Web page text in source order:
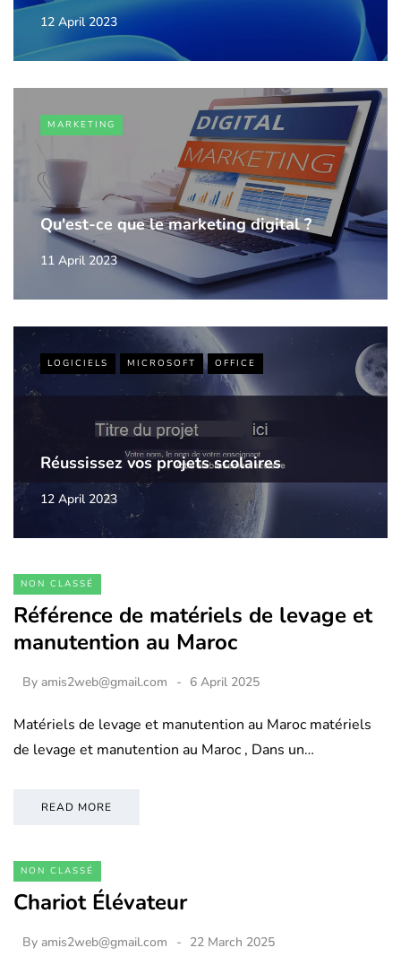
12 April 2023
MARKETING
Qu'est-ce que le marketing digital ?
11 April 2023
LOGICIELS MICROSOFT OFFICE
Réussissez vos projets scolaires
12 April 2023
NON CLASSÉ
Référence de matériels de levage et
manutention au Maroc
By amis2web@gmail.com 6 April 2025
Matériels de levage et manutention au Maroc matériels
de levage et manutention au Maroc , Dans un…
READ MORE
NON CLASSÉ
Chariot Élévateur
By amis2web@gmail.com 22 March 2025